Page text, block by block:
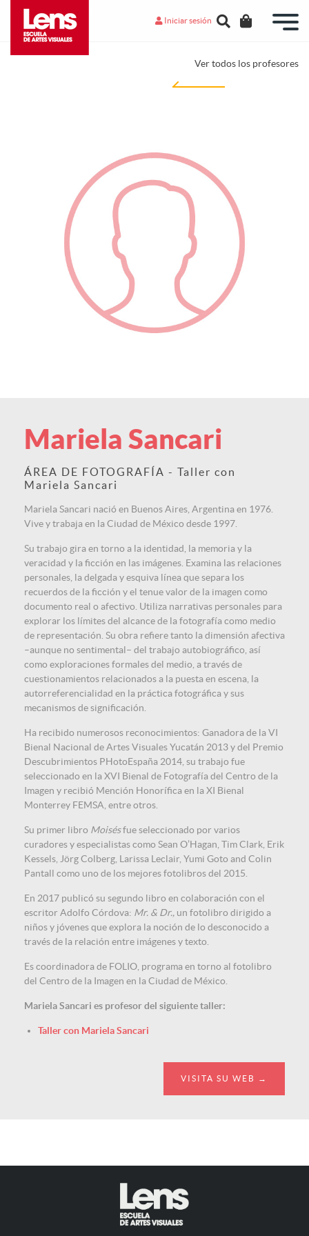
Iniciar sesión
Ver todos los profesores
Mariela Sancari
ÁREA DE FOTOGRAFÍA - Taller con
Mariela Sancari
Mariela Sancari nació en Buenos Aires, Argentina en 1976.
Vive y trabaja en la Ciudad de México desde 1997.
Su trabajo gira en torno a la identidad, la memoria y la
veracidad y la ficción en las imágenes. Examina las relaciones
personales, la delgada y esquiva línea que separa los
recuerdos de la ficción y el tenue valor de la imagen como
documento real o afectivo. Utiliza narrativas personales para
explorar los límites del alcance de la fotografía como medio
de representación. Su obra refiere tanto la dimensión afectiva
–aunque no sentimental– del trabajo autobiográfico, así
como exploraciones formales del medio, a través de
cuestionamientos relacionados a la puesta en escena, la
autorreferencialidad en la práctica fotográfica y sus
mecanismos de significación.
Ha recibido numerosos reconocimientos: Ganadora de la VI
Bienal Nacional de Artes Visuales Yucatán 2013 y del Premio
Descubrimientos PHotoEspaña 2014, su trabajo fue
seleccionado en la XVI Bienal de Fotografía del Centro de la
Imagen y recibió Mención Honorífica en la XI Bienal
Monterrey FEMSA, entre otros.
Su primer libro Moisésfue seleccionado por varios
curadores y especialistas como Sean O’Hagan, Tim Clark, Erik
Kessels, Jörg Colberg, Larissa Leclair, Yumi Goto and Colin
Pantall como uno de los mejores fotolibros del 2015.
En 2017 publicó su segundo libro en colaboración con el
escritor Adolfo Córdova: Mr. & Dr., un fotolibro dirigido a
niños y jóvenes que explora la noción de lo desconocido a
través de la relación entre imágenes y texto.
Es coordinadora de FOLIO, programa en torno al fotolibro
del Centro de la Imagen en la Ciudad de México.
Mariela Sancari es profesor del siguiente taller:
Taller con Mariela Sancari
VISITA SU WEB →